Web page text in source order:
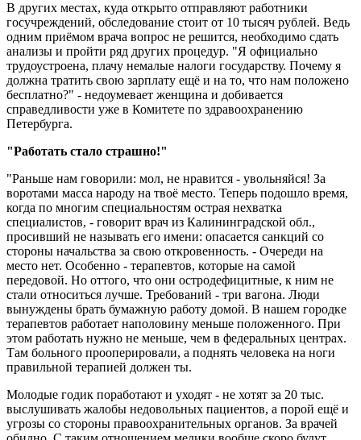
В других местах, куда открыто отправляют работники
госучреждений, обследование стоит от 10 тысяч рублей. Ведь
одним приёмом врача вопрос не решится, необходимо сдать
анализы и пройти ряд других процедур. "Я официально
трудоустроена, плачу немалые налоги государству. Почему я
должна тратить свою зарплату ещё и на то, что нам положено
бесплатно?" - недоумевает женщина и добивается
справедливости уже в Комитете по здравоохранению
Петербурга.
"Работать стало страшно!"
"Раньше нам говорили: мол, не нравится - увольняйся! За
воротами масса народу на твоё место. Теперь подошло время,
когда по многим специальностям острая нехватка
специалистов, - говорит врач из Калининградской обл.,
просивший не называть его имени: опасается санкций со
стороны начальства за свою откровенность. - Очереди на
место нет. Особенно - терапевтов, которые на самой
передовой. Но оттого, что они остродефицитные, к ним не
стали относиться лучше. Требований - три вагона. Люди
вынуждены брать бумажную работу домой. В нашем городке
терапевтов работает наполовину меньше положенного. При
этом работать нужно не меньше, чем в федеральных центрах.
Там больного прооперировали, а поднять человека на ноги
правильной терапией должен ты.
Молодые годик поработают и уходят - не хотят за 20 тыс.
выслушивать жалобы недовольных пациентов, а порой ещё и
угрозы со стороны правоохранительных органов. За врачей